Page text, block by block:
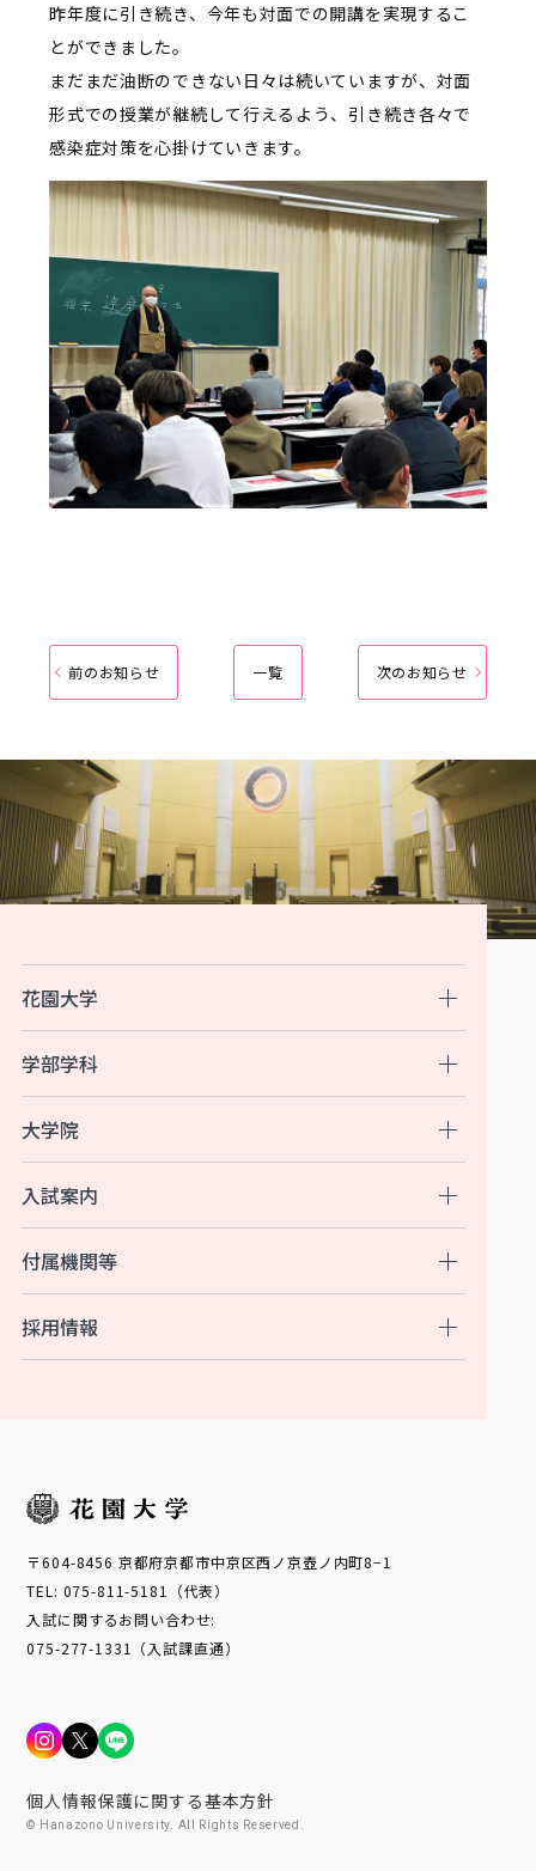
昨年度に引き続き、今年も対面での開講を実現するこ
とができました。
まだまだ油断のできない日々は続いていますが、対面
形式での授業が継続して行えるよう、引き続き各々で
感染症対策を心掛けていきます。
前のお知らせ 一覧 次のお知らせ
花園大学
入試案内
付属機関等
学部学科
大学院
採用情報
〒604-8456 京都府京都市中京区西ノ京壺ノ内町8−1
TEL: 075-811-5181（代表）
入試に関するお問い合わせ:
075-277-1331（入試課直通）
個人情報保護に関する基本方針
© Hanazono University. All Rights Reserved.